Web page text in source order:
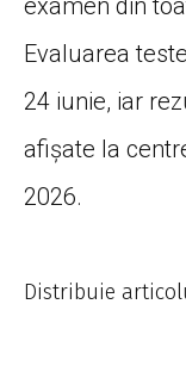
examen din
Evaluarea
24 iunie, iar
afișate la
2026.
Distribuie